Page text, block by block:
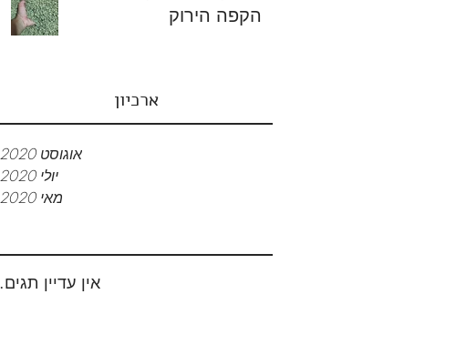
הקפה הירוק
ארכיון
אוגוסט 2020
יולי 2020
מאי 2020
אין עדיין תגים.